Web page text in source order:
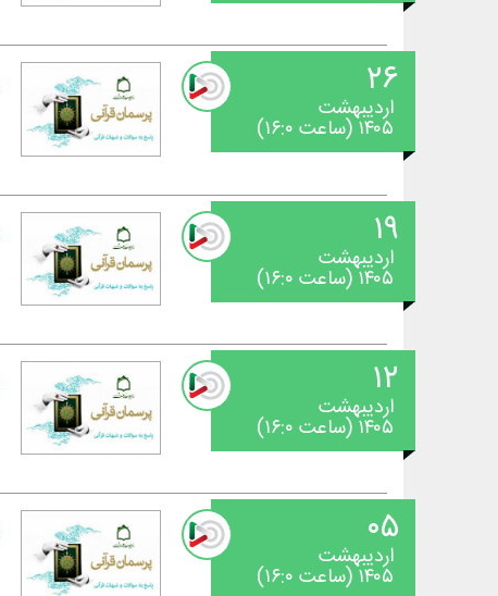
۲۶
اردیبهشت
۱۴۰۵ (ساعت ۱۶:۰)
۱۹
اردیبهشت
۱۴۰۵ (ساعت ۱۶:۰)
۱۲
اردیبهشت
۱۴۰۵ (ساعت ۱۶:۰)
۰۵
اردیبهشت
۱۴۰۵ (ساعت ۱۶:۰)